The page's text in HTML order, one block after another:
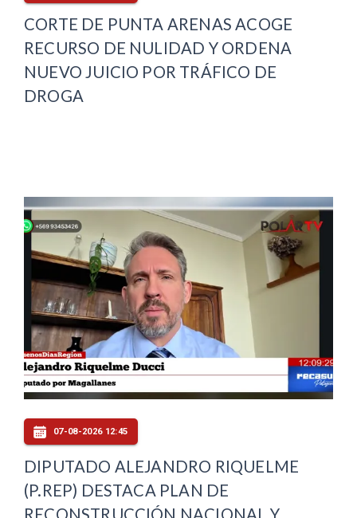
CORTE DE PUNTA ARENAS ACOGE
RECURSO DE NULIDAD Y ORDENA
NUEVO JUICIO POR TRÁFICO DE
DROGA
07-08-2026 12:45
DIPUTADO ALEJANDRO RIQUELME
(P.REP) DESTACA PLAN DE
RECONSTRUCCIÓN NACIONAL Y